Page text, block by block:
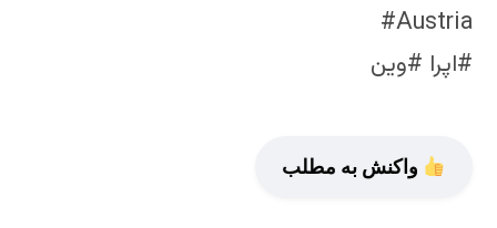
#Austria
#اپرا #وین
واکنش به مطلب